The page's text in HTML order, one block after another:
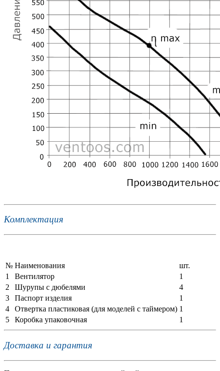
Комплектация
№ Наименования
шт.
1
Вентилятор
1
2
Шурупы с дюбелями
4
3
Паспорт изделия
1
4
Отвертка пластиковая (для моделей с таймером) 1
5
Коробка упаковочная 1
Доставка и гарантия